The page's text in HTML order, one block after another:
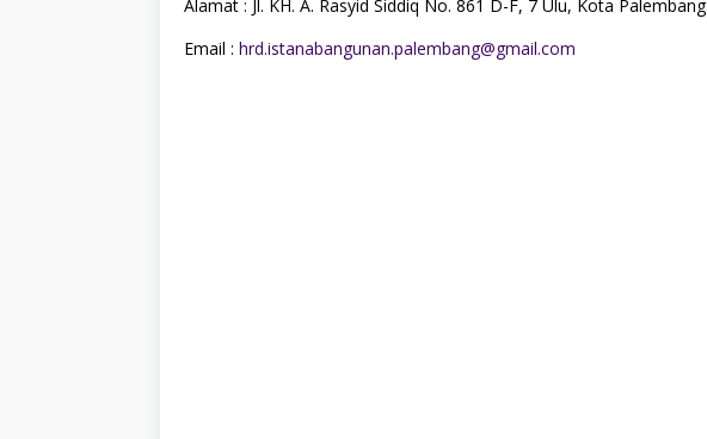
Alamat : Jl. KH. A. Rasyid Siddiq No. 861 D-F, 7 Ulu, Kota Palembang
Email : hrd.istanabangunan.palembang@gmail.com